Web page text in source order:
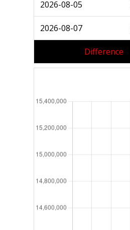
2026-08-05
2026-08-07
Difference